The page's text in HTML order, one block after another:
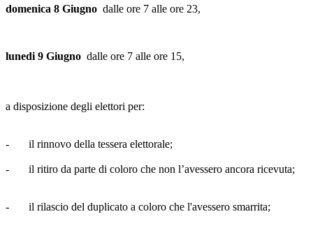
domenica 8 Giugno dalle ore 7 alle ore 23,
lunedi 9 Giugno dalle ore 7 alle ore 15,
a disposizione degli elettori per:
- il rinnovo della tessera elettorale;
- il ritiro da parte di coloro che non l’avessero ancora ricevuta;
- il rilascio del duplicato a coloro che l'avessero smarrita;